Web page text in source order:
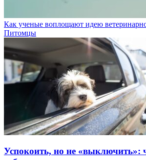
Как ученые воплощают идею
Питомцы
Успокоить, но не «выключить»: